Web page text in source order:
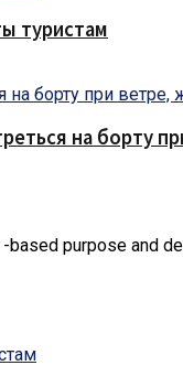
туристам
на борту
based purpose and